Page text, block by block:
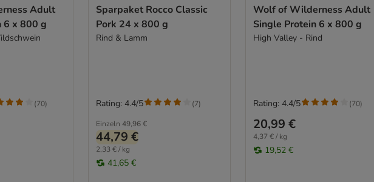
Adult
6 x 800 g
(70)
Sparpaket Rocco Classic
Pork 24 x 800 g
Rind & Lamm
Einzeln 49,96 €
44,79 €
2,33 € / kg
41,65 €
Rating: 4.4/5 (7)
Wolf of Wilderness Adult
Single Protein 6 x 800 g
High Valley - Rind
20,99 €
4,37 € / kg
19,52 €
Rating: 4.4/5 (70)